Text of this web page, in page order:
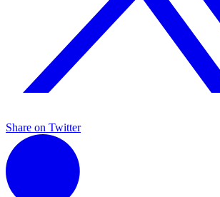
Share on Twitter